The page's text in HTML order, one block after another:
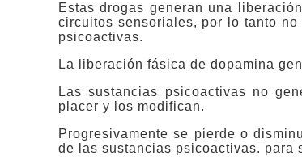
Estas drogas generan una
circuitos sensoriales, por lo tanto
psicoactivas.
La liberación fásica de dopamina
Las sustancias psicoactivas no
placer y los modifican.
Progresivamente se pierde o
de las sustancias psicoactivas. para